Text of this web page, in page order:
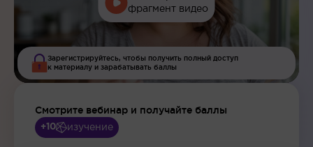
фрагмент видео
Зарегистрируйтесь, чтобы получить полный доступ
к материалу и зарабатывать баллы
Смотрите вебинар и получайте баллы
+10 изучение